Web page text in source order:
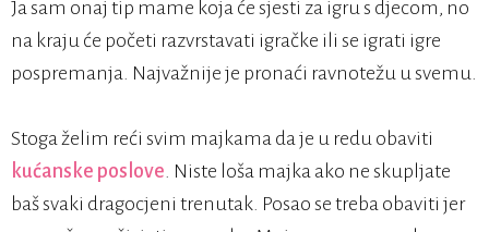
Ja sam onaj tip mame koja će sjesti za igru s djecom, no
na kraju će početi razvrstavati igračke ili se igrati igre
pospremanja. Najvažnije je pronaći ravnotežu u svemu.
Stoga želim reći svim majkama da je u redu obaviti
kućanske poslove. Niste loša majka ako ne skupljate
baš svaki dragocjeni trenutak. Posao se treba obaviti jer